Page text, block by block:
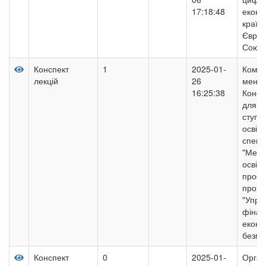
17:18:48
Конспект
лекцій
1
2025-01-
26
16:25:38
для
Конспект
0
2025-01-